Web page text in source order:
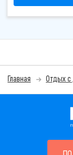
Главная Отдых с